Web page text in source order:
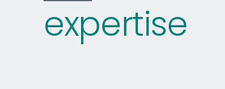
expertise